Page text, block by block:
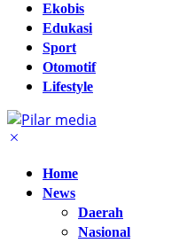
Ekobis
Edukasi
Sport
Otomotif
Lifestyle
Home
News
Daerah
Nasional